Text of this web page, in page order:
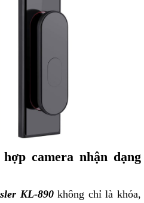
camera nhận dạng
KL-890không chỉ là khóa,